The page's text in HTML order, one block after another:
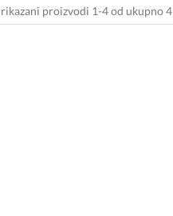
proizvodi 1-4 od ukupno 4